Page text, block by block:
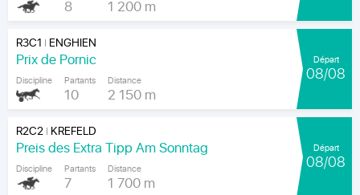
8 1 200 m
R3C1 | ENGHIEN
Prix de Pornic
Discipline Partants
10
Distance
2 150 m
Départ
08/08
R2C2| KREFELD
Preis des Extra Tipp Am Sonntag
Discipline Partants
7
Distance
1 700 m
Départ
08/08